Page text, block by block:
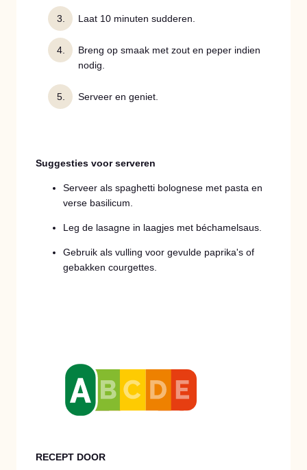
Laat 10 minuten sudderen.
Breng op smaak met zout en peper indien
nodig.
Serveer en geniet.
Suggesties voor serveren
Serveer als spaghetti bolognese met pasta en
verse basilicum.
Leg de lasagne in laagjes met béchamelsaus.
Gebruik als vulling voor gevulde paprika's of
gebakken courgettes.
RECEPT DOOR